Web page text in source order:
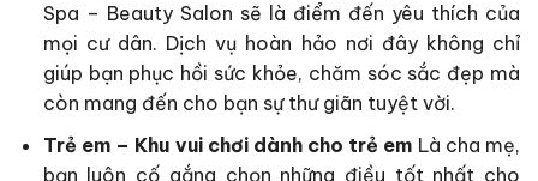
Spa – Beauty Salon sẽ là điểm đến yêu thích của
mọi cư dân. Dịch vụ hoàn hảo nơi đây không chỉ
giúp bạn phục hồi sức khỏe, chăm sóc sắc đẹp mà
còn mang đến cho bạn sự thư giãn tuyệt vời.
Trẻ em – Khu vui chơi dành cho trẻ em Là cha mẹ,
bạn luôn cố gắng chọn những điều tốt nhất cho